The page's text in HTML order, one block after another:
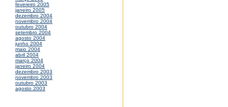
fevereiro 2005
janeiro 2005
dezembro 2004
novembro 2004
outubro 2004
setembro 2004
agosto 2004
junho 2004
maio 2004
abril 2004
março 2004
janeiro 2004
dezembro 2003
novembro 2003
outubro 2003
agosto 2003